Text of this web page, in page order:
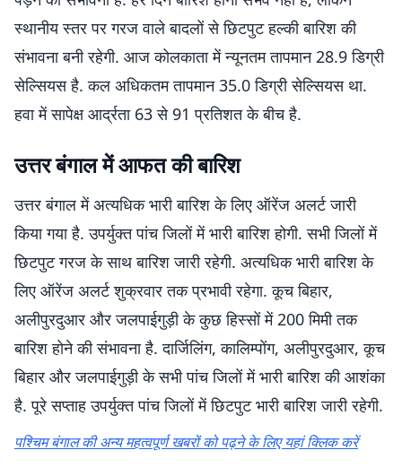
स्थानीय स्तर पर गरज वाले बादलों से छिटपुट हल्की बारिश की
संभावना बनी रहेगी. आज कोलकाता में न्यूनतम तापमान 28.9 डिग्री
सेल्सियस है. कल अधिकतम तापमान 35.0 डिग्री सेल्सियस था.
हवा में सापेक्ष आर्द्रता 63 से 91 प्रतिशत के बीच है.
उत्तर बंगाल में आफत की बारिश
उत्तर बंगाल में अत्यधिक भारी बारिश के लिए ऑरेंज अलर्ट जारी
किया गया है. उपर्युक्त पांच जिलों में भारी बारिश होगी. सभी जिलों में
छिटपुट गरज के साथ बारिश जारी रहेगी. अत्यधिक भारी बारिश के
लिए ऑरेंज अलर्ट शुक्रवार तक प्रभावी रहेगा. कूच बिहार,
अलीपुरदुआर और जलपाईगुड़ी के कुछ हिस्सों में 200 मिमी तक
बारिश होने की संभावना है. दार्जिलिंग, कालिम्पोंग, अलीपुरदुआर, कूच
बिहार और जलपाईगुड़ी के सभी पांच जिलों में भारी बारिश की आशंका
है. पूरे सप्ताह उपर्युक्त पांच जिलों में छिटपुट भारी बारिश जारी रहेगी.
पश्चिम बंगाल की अन्य महत्वपूर्ण खबरों को पढ़ने के लिए यहां क्लिक करें